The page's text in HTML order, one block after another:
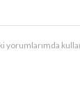
yorumlarımda